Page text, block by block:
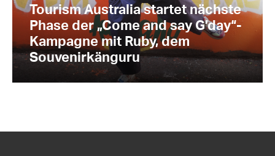
Tourism Australia startet nächste
Phase der „Come and say G’day“-
Kampagne mit Ruby, dem
Souvenirkänguru